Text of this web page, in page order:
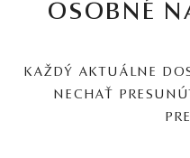
OSOBNÉ
KAŽDÝ AKTUÁLNE
NECHAŤ